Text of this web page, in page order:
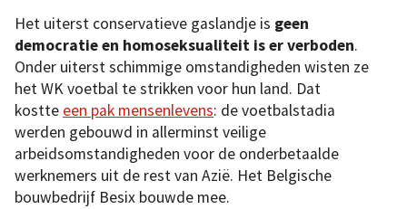
Het uiterst conservatieve gaslandje is geen
democratie en homoseksualiteit is er verboden.
Onder uiterst schimmige omstandigheden wisten ze
het WK voetbal te strikken voor hun land. Dat
kostte een pak mensenlevens: de voetbalstadia
werden gebouwd in allerminst veilige
arbeidsomstandigheden voor de onderbetaalde
werknemers uit de rest van Azië. Het Belgische
bouwbedrijf Besix bouwde mee.